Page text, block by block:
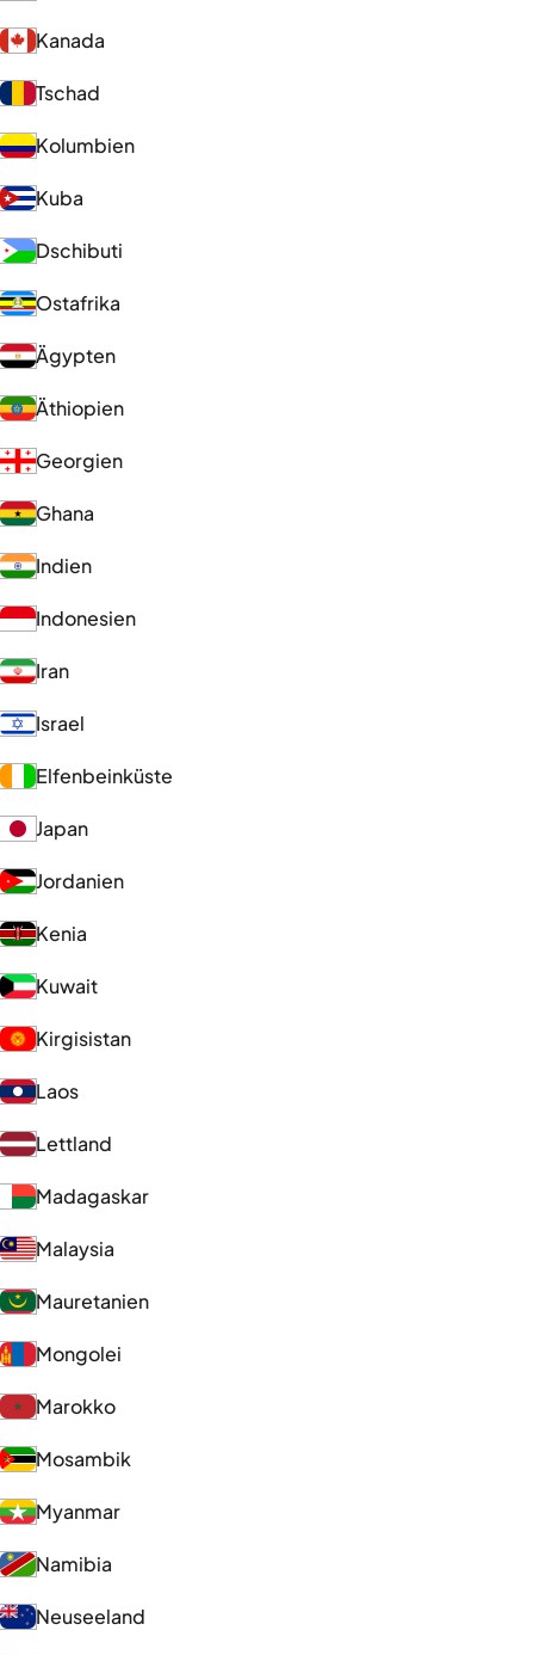
Kanada
Tschad
Kolumbien
Kuba
Dschibuti
Ostafrika
Ägypten
Äthiopien
Georgien
Ghana
Indien
Indonesien
Iran
Israel
Elfenbeinküste
Japan
Jordanien
Kenia
Kuwait
Kirgisistan
Laos
Lettland
Madagaskar
Malaysia
Mauretanien
Mongolei
Marokko
Mosambik
Myanmar
Namibia
Neuseeland